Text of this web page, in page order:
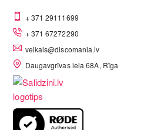
+ 371 29111699
+ 371 67272290
veikals@discomania.lv
Daugavgrīvas iela 68A, Rīga